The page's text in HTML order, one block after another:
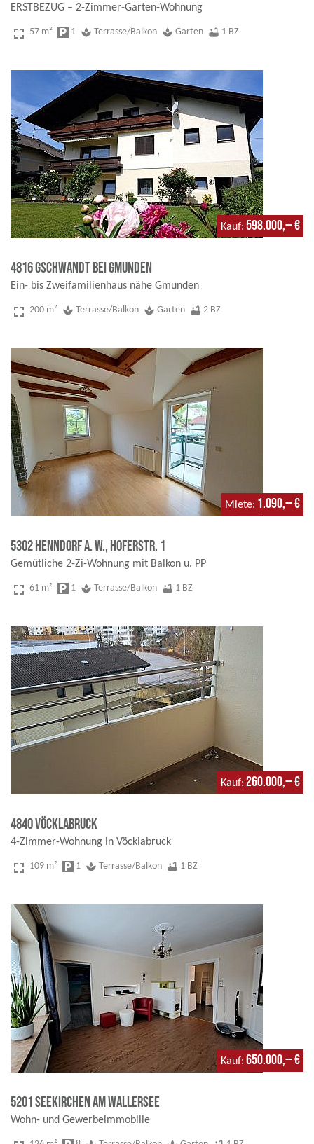
ERSTBEZUG – 2-Zimmer-Garten-Wohnung
fullscreen 57 m² local_parking 1 spa Terrasse/Balkon spa Garten bathtub 1 BZ
Kauf 598.000,-- €
4816 Gschwandt bei Gmunden
Ein- bis Zweifamilienhaus nähe Gmunden
fullscreen 200 m² spa Terrasse/Balkon spa Garten bathtub 2 BZ
Miete 1.090,-- €
5302 Henndorf a. W., Hoferstr. 1
Gemütliche 2-Zi-Wohnung mit Balkon u. PP
fullscreen 61 m² local_parking 1 spa Terrasse/Balkon bathtub 1 BZ
Kauf 260.000,-- €
4840 Vöcklabruck
4-Zimmer-Wohnung in Vöcklabruck
fullscreen 109 m² local_parking 1 spa Terrasse/Balkon bathtub 1 BZ
Kauf 650.000,-- €
5201 Seekirchen am Wallersee
Wohn- und Gewerbeimmobilie